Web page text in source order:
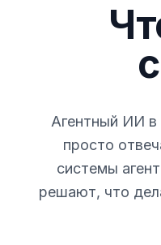
Агентный ИИ в
просто
системы
решают, что